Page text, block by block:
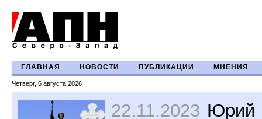
ГЛАВНАЯ НОВОСТИ ПУБЛИКАЦИИ МНЕНИЯ
Четверг, 6 августа 2026
22.11.2023 Юрий